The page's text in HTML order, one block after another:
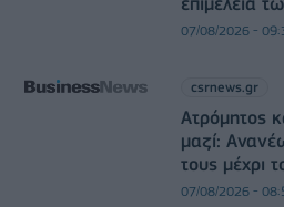
07/08/2026 -
csrnews.gr
Ατρόμητος
μαζί:
τους μέχρι
07/08/2026 -